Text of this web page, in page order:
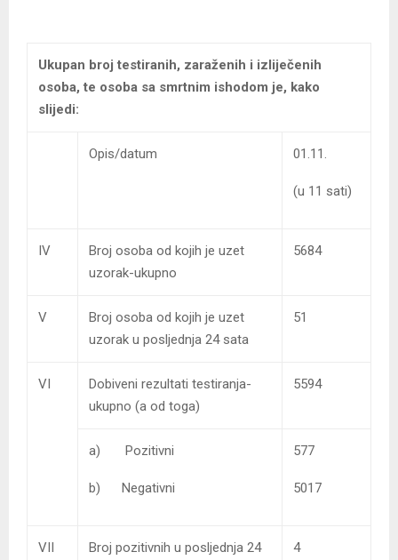
Ukupan broj testiranih, zaraženih i izliječenih
osoba, te osoba sa smrtnim ishodom je, kako
slijedi:
Opis/datum 01.11.
(u 11 sati)
IV
Broj osoba od kojih je uzet
uzorak-ukupno
5684
V
Broj osoba od kojih je uzet
uzorak u posljednja 24 sata
51
VI
Dobiveni rezultati testiranja-
ukupno (a od toga)
5594
a) Pozitivni
b) Negativni
577
5017
VII
Broj pozitivnih u posljednja 24
4